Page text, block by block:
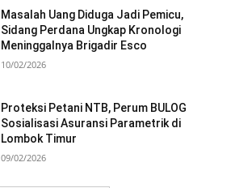
Masalah Uang Diduga Jadi Pemicu,
Sidang Perdana Ungkap Kronologi
Meninggalnya Brigadir Esco
10/02/2026
Proteksi Petani NTB, Perum BULOG
Sosialisasi Asuransi Parametrik di
Lombok Timur
09/02/2026